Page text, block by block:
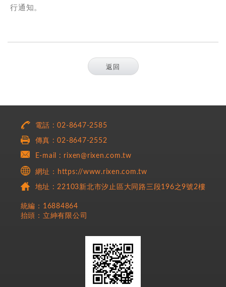
行通知。
返回
電話 : 02-8647-2585
傳真 : 02-8647-2552
E-mail : rixen@rixen.com.tw
網址：https://www.rixen.com.tw
地址 : 22103新北市汐止區大同路三段196之9號2樓
統編：16884864
抬頭：立紳有限公司